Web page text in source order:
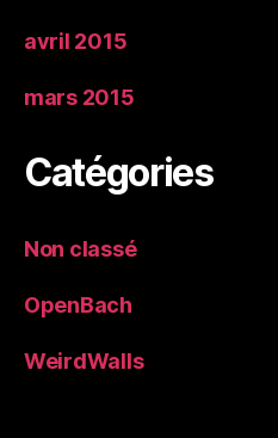
avril 2015
mars 2015
Catégories
Non classé
OpenBach
WeirdWalls